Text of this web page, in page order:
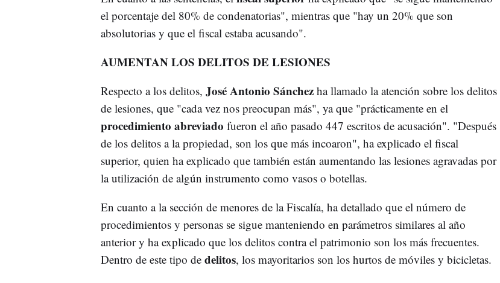
el porcentaje del 80% de condenatorias", mientras que "hay un 20% que son
absolutorias y que el fiscal estaba acusando".
AUMENTAN LOS DELITOS DE LESIONES
Respecto a los delitos, José Antonio Sánchezha llamado la atención sobre los delitos
de lesiones, que "cada vez nos preocupan más", ya que "prácticamente en el
procedimiento abreviado fueron el año pasado 447 escritos de acusación". "Después
de los delitos a la propiedad, son los que más incoaron", ha explicado el fiscal
superior, quien ha explicado que también están aumentando las lesiones agravadas por
la utilización de algún instrumento como vasos o botellas.
En cuanto a la sección de menores de la Fiscalía, ha detallado que el número de
procedimientos y personas se sigue manteniendo en parámetros similares al año
anterior y ha explicado que los delitos contra el patrimonio son los más frecuentes.
Dentro de este tipo de delitos, los mayoritarios son los hurtos de móviles y bicicletas.